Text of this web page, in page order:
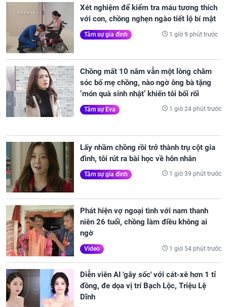
Xét nghiệm để kiểm tra máu tương thích
với con, chồng nghẹn ngào tiết lộ bí mật
Tâm sự gia đình 1 giờ 9 phút trước
Chồng mất 10 năm vẫn một lòng chăm
sóc bố mẹ chồng, nào ngờ ông bà tặng
‘món quà sinh nhật’ khiến tôi bối rối
Tâm sự Eva 1 giờ 24 phút trước
Lấy nhầm chồng rồi trở thành trụ cột gia
đình, tôi rút ra bài học về hôn nhân
Tâm sự gia đình 1 giờ 39 phút trước
Phát hiện vợ ngoại tình với nam thanh
niên 26 tuổi, chồng làm điều không ai
ngờ
Video 1 giờ 54 phút trước
Diễn viên AI 'gây sốc' với cát-xê hơn 1 tỉ
đồng, đe dọa vị trí Bạch Lộc, Triệu Lệ
Dĩnh